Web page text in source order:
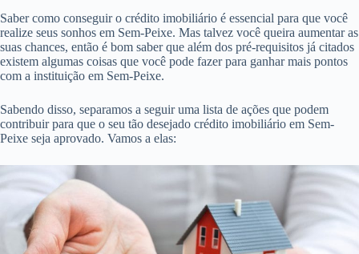
Saber como conseguir o crédito imobiliário é essencial para que você
realize seus sonhos em Sem-Peixe. Mas talvez você queira aumentar as
suas chances, então é bom saber que além dos pré-requisitos já citados
existem algumas coisas que você pode fazer para ganhar mais pontos
com a instituição em Sem-Peixe.
Sabendo disso, separamos a seguir uma lista de ações que podem
contribuir para que o seu tão desejado crédito imobiliário em Sem-
Peixe seja aprovado. Vamos a elas: